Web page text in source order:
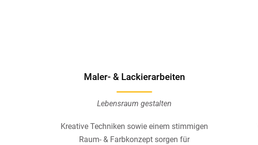
Maler- & Lackierarbeiten
Lebensraum gestalten
Kreative Techniken sowie einem stimmigen
Raum- & Farbkonzept sorgen für